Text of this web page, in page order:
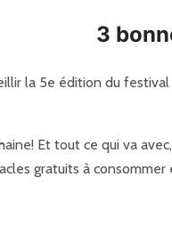
3
la 5e édition du
Et tout ce qui va
gratuits à